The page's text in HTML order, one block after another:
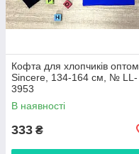
Кофта для хлопчиків оптом,
Sincere, 134-164 см, № LL-
3953
В наявності
333 ₴